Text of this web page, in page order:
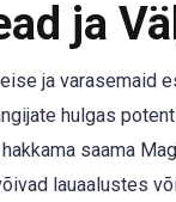
ja
ja varasemaid
hulgas
hakkama saama
lauaalustes